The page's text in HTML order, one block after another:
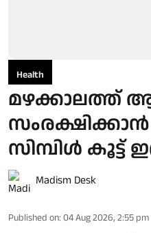
Health
മഴക്കാലത്ത്
സിമ്പിൾ കൂട്ട്
Madism Desk
Published on: 04 Aug 2026, 2:55 pm